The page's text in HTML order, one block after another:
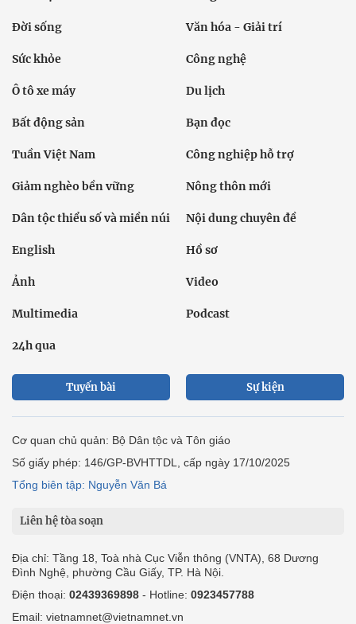
Đời sống Văn hóa - Giải trí
Sức khỏe Công nghệ
Ô tô xe máy Du lịch
Bất động sản Bạn đọc
Tuần Việt Nam Công nghiệp hỗ trợ
Giảm nghèo bền vững Nông thôn mới
Dân tộc thiểu số và miền núi Nội dung chuyên đề
English Hồ sơ
Ảnh Video
Multimedia Podcast
24h qua
Tuyến bài Sự kiện
Cơ quan chủ quản: Bộ Dân tộc và Tôn giáo
Số giấy phép: 146/GP-BVHTTDL, cấp ngày 17/10/2025
Tổng biên tập: Nguyễn Văn Bá
Liên hệ tòa soạn
Địa chỉ: Tầng 18, Toà nhà Cục Viễn thông (VNTA), 68 Dương
Đình Nghệ, phường Cầu Giấy, TP. Hà Nội.
Điện thoại: 02439369898 - Hotline: 0923457788
Email: vietnamnet@vietnamnet.vn